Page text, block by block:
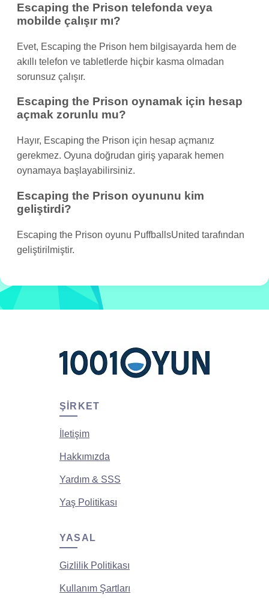
Escaping the Prison telefonda veya
mobilde çalışır mı?
Evet, Escaping the Prison hem bilgisayarda hem de
akıllı telefon ve tabletlerde hiçbir kasma olmadan
sorunsuz çalışır.
Escaping the Prison oynamak için hesap
açmak zorunlu mu?
Hayır, Escaping the Prison için hesap açmanız
gerekmez. Oyuna doğrudan giriş yaparak hemen
oynamaya başlayabilirsiniz.
Escaping the Prison oyununu kim
geliştirdi?
Escaping the Prison oyunu PuffballsUnited tarafından
geliştirilmiştir.
ŞIRKET
İletişim
Hakkımızda
Yardım & SSS
Yaş Politikası
YASAL
Gizlilik Politikası
Kullanım Şartları